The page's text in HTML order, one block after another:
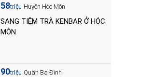
58triệu Huyện Hóc Môn
SANG TIỆM TRÀ KENBAR Ở HÓC
MÔN
90triệu Quận Ba Đình